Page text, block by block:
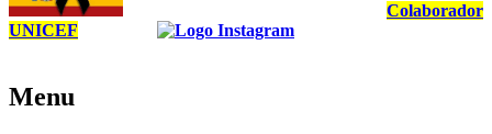
Colaborador
UNICEF
Menu